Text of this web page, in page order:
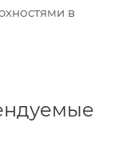
в